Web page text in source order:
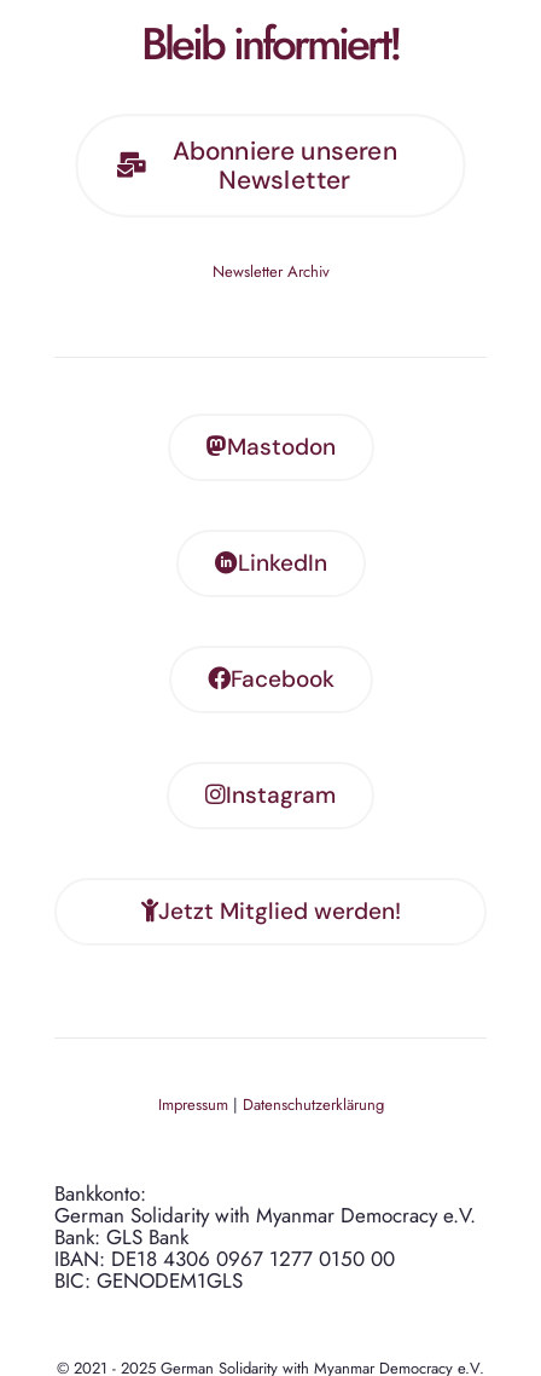
Bleib informiert!
Abonniere unseren
Newsletter
Newsletter Archiv
Mastodon
LinkedIn
Facebook
Instagram
Jetzt Mitglied werden!
Impressum| Datenschutzerklärung
Bankkonto:
German Solidarity with Myanmar Democracy e.V.
Bank: GLS Bank
IBAN: DE18 4306 0967 1277 0150 00
BIC: GENODEM1GLS
© 2021 - 2025 German Solidarity with Myanmar Democracy e.V.